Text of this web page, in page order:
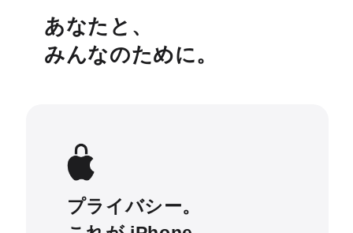
あなたと、
みんなのために。
プライバシー。